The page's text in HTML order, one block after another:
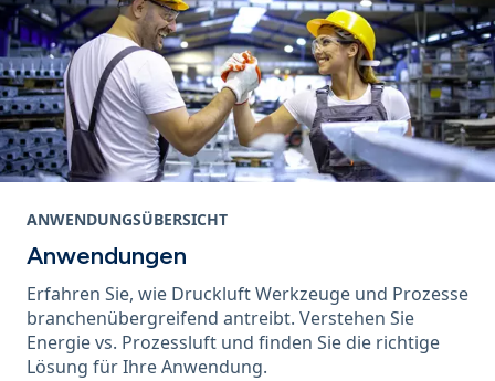
ANWENDUNGSÜBERSICHT
Anwendungen
Erfahren Sie, wie Druckluft Werkzeuge und Prozesse
branchenübergreifend antreibt. Verstehen Sie
Energie vs. Prozessluft und finden Sie die richtige
Lösung für Ihre Anwendung.